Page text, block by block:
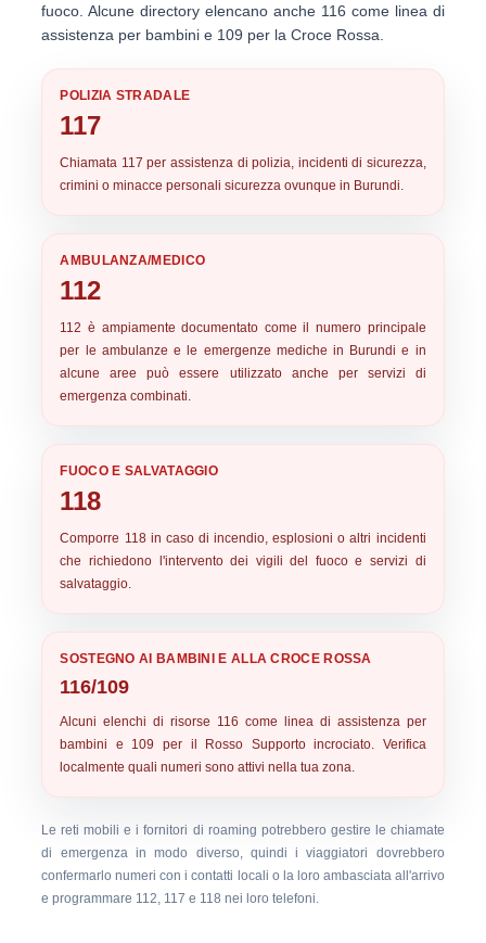
fuoco. Alcune directory elencano anche 116 come linea di
assistenza per bambini e 109 per la Croce Rossa.
POLIZIA STRADALE
117
Chiamata 117 per assistenza di polizia, incidenti di sicurezza,
crimini o minacce personali sicurezza ovunque in Burundi.
AMBULANZA/MEDICO
112
112 è ampiamente documentato come il numero principale
per le ambulanze e le emergenze mediche in Burundi e in
alcune aree può essere utilizzato anche per servizi di
emergenza combinati.
FUOCO E SALVATAGGIO
118
Comporre 118in caso di incendio, esplosioni o altri incidenti
che richiedono l'intervento dei vigili del fuoco e servizi di
salvataggio.
SOSTEGNO AI BAMBINI E ALLA CROCE ROSSA
116/109
Alcuni elenchi di risorse 116 come linea di assistenza per
bambini e 109
per il Rosso Supporto incrociato. Verifica
localmente quali numeri sono attivi nella tua zona.
Le reti mobili e i fornitori di roaming potrebbero gestire le chiamate
di emergenza in modo diverso, quindi i viaggiatori dovrebbero
confermarlo numeri con i contatti locali o la loro ambasciata all'arrivo
e programmare 112, 117 e 118 nei loro telefoni.